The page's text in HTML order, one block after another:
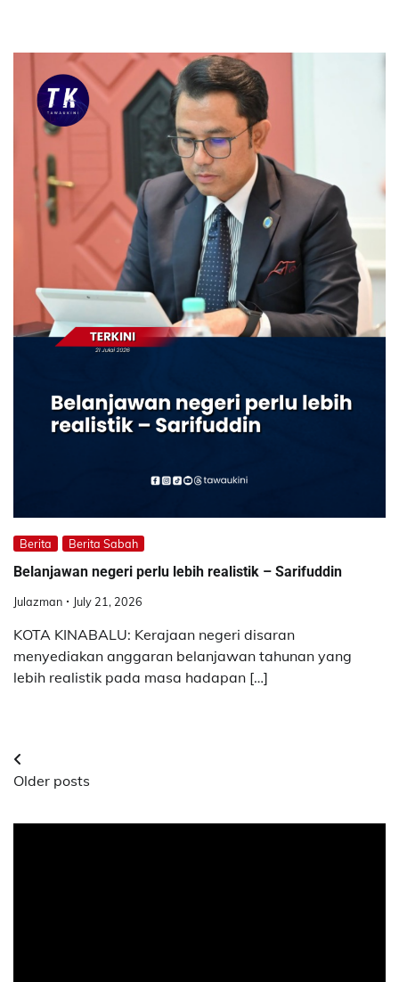
Berita Berita Sabah
Belanjawan negeri perlu lebih realistik – Sarifuddin
Julazman July 21, 2026
KOTA KINABALU: Kerajaan negeri disaran
menyediakan anggaran belanjawan tahunan yang
lebih realistik pada masa hadapan […]
Posts
navigation
Older posts